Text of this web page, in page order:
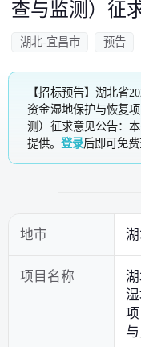
查与监测）征
湖北-宜昌市 预告
【招标预告】湖北省
资金湿地保护与恢复
测）征求意见公告：
提供。登录后即可免费
地市
项目名称